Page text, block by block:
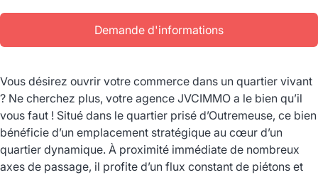
Demande d'informations
Vous désirez ouvrir votre commerce dans un quartier vivant
? Ne cherchez plus, votre agence JVCIMMO a le bien qu’il
vous faut ! Situé dans le quartier prisé d’Outremeuse, ce bien
bénéficie d’un emplacement stratégique au cœur d’un
quartier dynamique. À proximité immédiate de nombreux
axes de passage, il profite d’un flux constant de piétons et